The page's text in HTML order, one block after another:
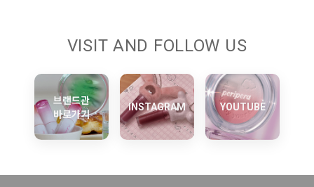
VISIT AND FOLLOW US
브랜드관
바로가기
INSTAGRAM YOUTUBE